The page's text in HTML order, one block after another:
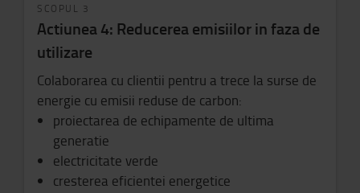
SCOPUL 3
Actiunea 4: Reducerea emisiilor in faza de
utilizare
Colaborarea cu clientii pentru a trece la surse de
energie cu emisii reduse de carbon:
proiectarea de echipamente de ultima
generatie
electricitate verde
cresterea eficientei energetice